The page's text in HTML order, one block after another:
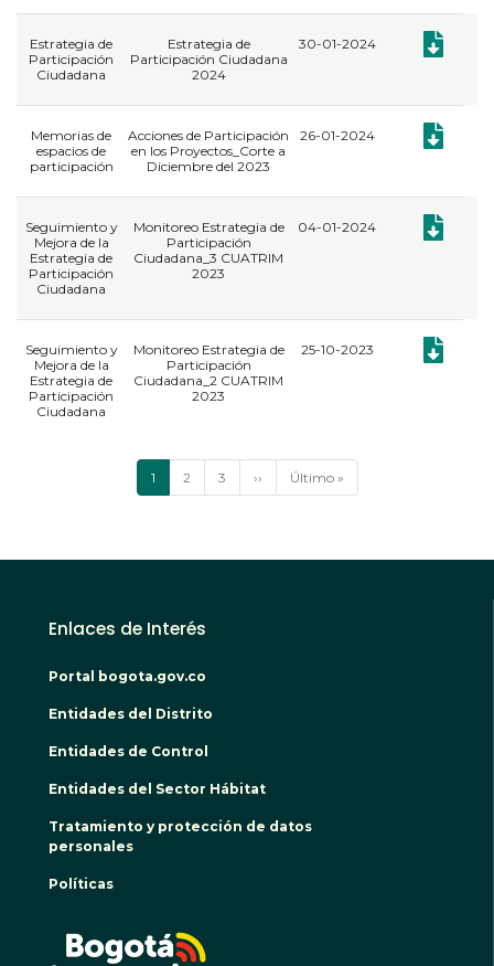
Estrategia de
Participación
Ciudadana
Estrategia de
Participación Ciudadana
2024
30-01-2024
Memorias de
espacios de
participación
Acciones de Participación
en los Proyectos_Corte a
Diciembre del 2023
26-01-2024
Seguimiento y
Mejora de la
Estrategia de
Participación
Ciudadana
Monitoreo Estrategia de
Participación
Ciudadana_3 CUATRIM
2023
04-01-2024
Seguimiento y
Mejora de la
Estrategia de
Participación
Ciudadana
Monitoreo Estrategia de
Participación
Ciudadana_2 CUATRIM
2023
25-10-2023
PaginaciónPágina
actual
1 Página
2 Página
3
Siguiente
página
››
Última
página
Último »
Enlaces de Interés
Portal bogota.gov.co
Entidades del Distrito
Entidades de Control
Entidades del Sector Hábitat
Tratamiento y protección de datos
personales
Políticas